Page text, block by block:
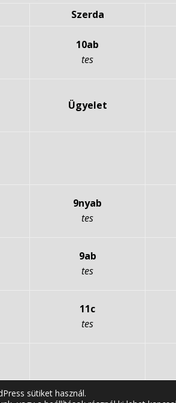
Szerda
10ab
tes
Ügyelet
9nyab
tes
9ab
tes
11c
tes
sütiket használ.